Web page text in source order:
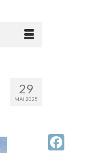
29
MAI 2025